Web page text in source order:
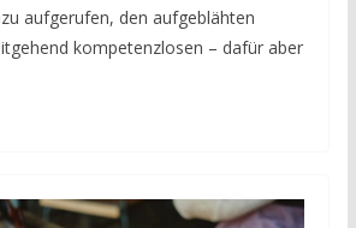
aufgerufen, den aufgeblähten
kompetenzlosen – dafür aber